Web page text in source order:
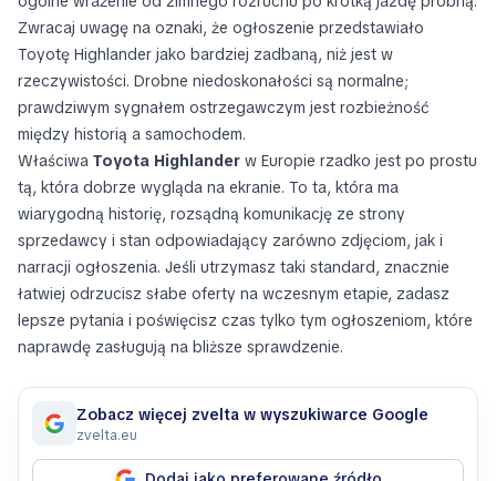
Zwracaj uwagę na oznaki, że ogłoszenie przedstawiało
Toyotę Highlander jako bardziej zadbaną, niż jest w
rzeczywistości. Drobne niedoskonałości są normalne;
prawdziwym sygnałem ostrzegawczym jest rozbieżność
między historią a samochodem.
Właściwa Toyota Highlander w Europie rzadko jest po prostu
tą, która dobrze wygląda na ekranie. To ta, która ma
wiarygodną historię, rozsądną komunikację ze strony
sprzedawcy i stan odpowiadający zarówno zdjęciom, jak i
narracji ogłoszenia. Jeśli utrzymasz taki standard, znacznie
łatwiej odrzucisz słabe oferty na wczesnym etapie, zadasz
lepsze pytania i poświęcisz czas tylko tym ogłoszeniom, które
naprawdę zasługują na bliższe sprawdzenie.
Zobacz więcej zvelta w wyszukiwarce Google
zvelta.eu